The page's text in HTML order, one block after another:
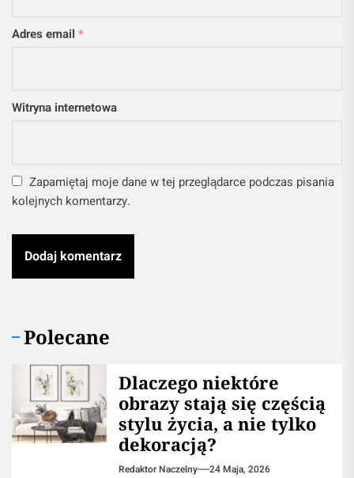
Adres email *
Witryna internetowa
Zapamiętaj moje dane w tej przeglądarce podczas pisania
kolejnych komentarzy.
Polecane
Dlaczego niektóre
obrazy stają się częścią
stylu życia, a nie tylko
dekoracją?
Redaktor Naczelny 24 Maja, 2026